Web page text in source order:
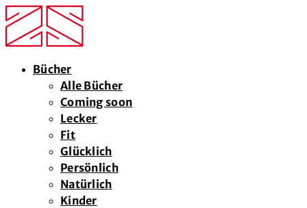
Bücher
Alle Bücher
Coming soon
Lecker
Fit
Glücklich
Persönlich
Natürlich
Kinder